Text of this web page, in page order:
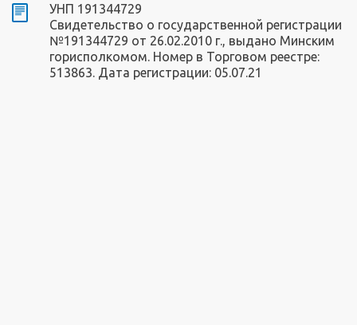
УНП 191344729
Свидетельство о государственной регистрации
№191344729 от 26.02.2010 г., выдано Минским
горисполкомом. Номер в Торговом реестре:
513863. Дата регистрации: 05.07.21